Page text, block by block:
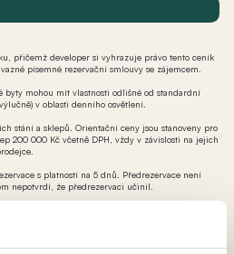
přičemž developer si vyhrazuje právo tento ceník
písemné rezervační smlouvy se zájemcem.
byty mohou mít vlastnosti odlišné od standardní
v oblasti denního osvětlení.
stání a sklepů. Orientační ceny jsou stanoveny pro
200 000 Kč včetně DPH, vždy v závislosti na jejich
s platností na 5 dnů. Předrezervace není
nepotvrdí, že předrezervaci učinil.